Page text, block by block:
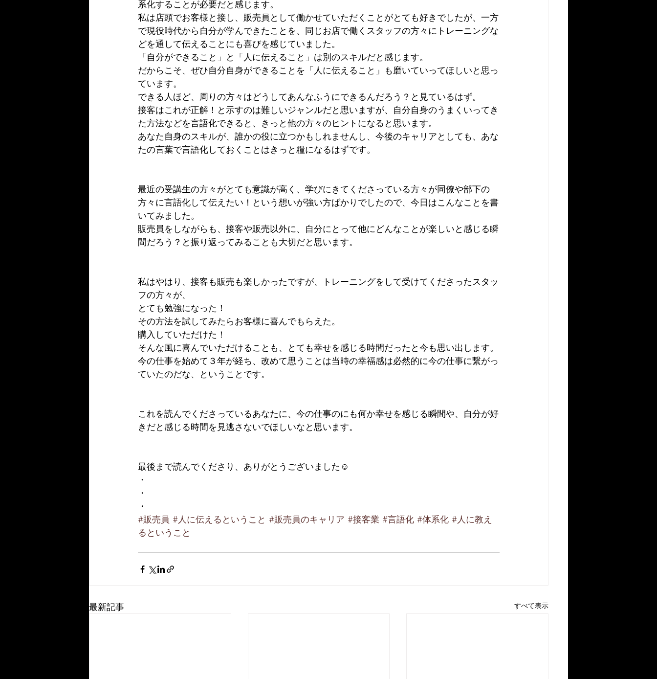
系化することが必要だと感じます。
私は店頭でお客様と接し、販売員として働かせていただくことがとても好きでしたが、一方
で現役時代から自分が学んできたことを、同じお店で働くスタッフの方々にトレーニングな
どを通して伝えることにも喜びを感じていました。
「自分ができること」と「人に伝えること」は別のスキルだと感じます。
だからこそ、ぜひ自分自身ができることを「人に伝えること」も磨いていってほしいと思っ
ています。
できる人ほど、周りの方々はどうしてあんなふうにできるんだろう？と見ているはず。
接客はこれが正解！と示すのは難しいジャンルだと思いますが、自分自身のうまくいってき
た方法などを言語化できると、きっと他の方々のヒントになると思います。
あなた自身のスキルが、誰かの役に立つかもしれませんし、今後のキャリアとしても、あな
たの言葉で言語化しておくことはきっと糧になるはずです。
最近の受講生の方々がとても意識が高く、学びにきてくださっている方々が同僚や部下の
方々に言語化して伝えたい！という想いが強い方ばかりでしたので、今日はこんなことを書
いてみました。
販売員をしながらも、接客や販売以外に、自分にとって他にどんなことが楽しいと感じる瞬
間だろう？と振り返ってみることも大切だと思います。
私はやはり、接客も販売も楽しかったですが、トレーニングをして受けてくださったスタッ
フの方々が、
とても勉強になった！
その方法を試してみたらお客様に喜んでもらえた。
購入していただけた！
そんな風に喜んでいただけることも、とても幸せを感じる時間だったと今も思い出します。
今の仕事を始めて３年が経ち、改めて思うことは当時の幸福感は必然的に今の仕事に繋がっ
ていたのだな、ということです。
これを読んでくださっているあなたに、今の仕事のにも何か幸せを感じる瞬間や、自分が好
きだと感じる時間を見逃さないでほしいなと思います。
最後まで読んでくださり、ありがとうございました☺︎
・
・
・
#販売員 #人に伝えるということ #販売員のキャリア #接客業 #言語化 #体系化 #人に教え
るということ
最新記事 すべて表示